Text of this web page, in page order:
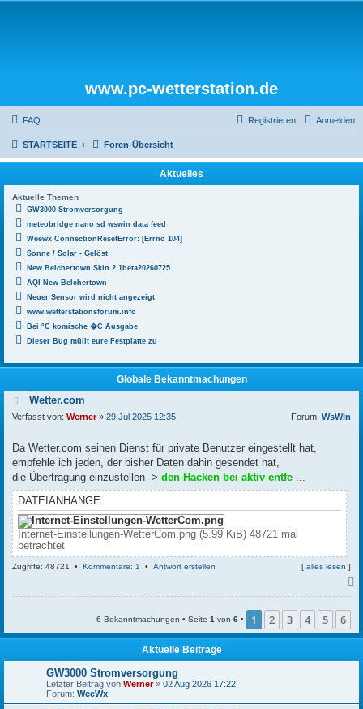
www.pc-wetterstation.de
FAQ Anmelden
Registrieren
STARTSEITE Foren-Übersicht
Aktuelles
Aktuelle Themen
GW3000 Stromversorgung
meteobridge nano sd wswin data feed
Weewx ConnectionResetError: [Errno 104]
Sonne / Solar - Gelöst
New Belchertown Skin 2.1beta20260725
AQI New Belchertown
Neuer Sensor wird nicht angezeigt
www.wetterstationsforum.info
Bei °C komische �C Ausgabe
Dieser Bug müllt eure Festplatte zu
Globale Bekanntmachungen
Wetter.com
Verfasst von: Werner» 29 Jul 2025 12:35 Forum: WsWin
Da Wetter.com seinen Dienst für private Benutzer eingestellt hat,
empfehle ich jeden, der bisher Daten dahin gesendet hat,
die Übertragung einzustellen -> den Hacken bei aktiv entfe ...
DATEIANHÄNGE
Internet-Einstellungen-WetterCom.png (5.99 KiB) 48721 mal
betrachtet
Zugriffe: 48721 • Kommentare: 1 • Antwort erstellen [ alles lesen ]
b
n
6 Bekanntmachungen • Seite 1 von 6 • 1 2 3 4 5 6
Aktuelle Beiträge
GW3000 Stromversorgung
Letzter Beitrag von Werner» 02 Aug 2026 17:22
Forum: WeeWx